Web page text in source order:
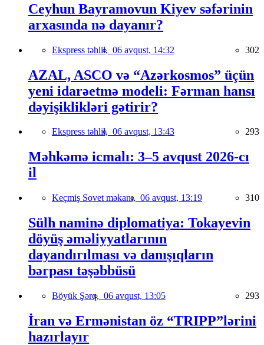
Ceyhun Bayramovun Kiyev səfərinin
arxasında nə dayanır?
Ekspress təhlil, 06 avqust, 14:32 302
AZAL, ASCO və “Azərkosmos” üçün
yeni idarəetmə modeli: Fərman hansı
dəyişiklikləri gətirir?
Ekspress təhlil, 06 avqust, 13:43 293
Məhkəmə icmalı: 3–5 avqust 2026-cı
il
Keçmiş Sovet məkanı, 06 avqust, 13:19 310
Sülh naminə diplomatiya: Tokayevin
döyüş əməliyyatlarının
dayandırılması və danışıqların
bərpası təşəbbüsü
Böyük Şərq, 06 avqust, 13:05 293
İran və Ermənistan öz “TRIPP”lərini
hazırlayır